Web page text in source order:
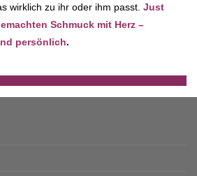
wirklich zu ihr oder ihm passt. Just
Schmuck mit Herz –
persönlich.